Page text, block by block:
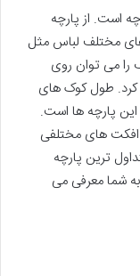
است. از پارچه
مختلف لباس مثل
را می توان روی
کرد. طول کوک های
این پارچه ها است.
های مختلفی
ترین پارچه
شما معرفی می